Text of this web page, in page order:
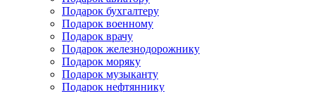
Подарок бухгалтеру
Подарок военному
Подарок врачу
Подарок железнодорожнику
Подарок моряку
Подарок музыканту
Подарок нефтяннику